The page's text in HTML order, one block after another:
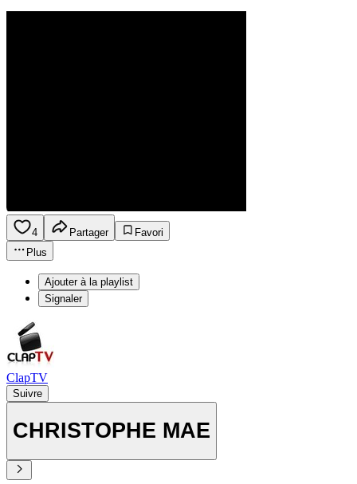
4 Partager
Favori
Plus
Ajouter à la playlist
Signaler
ClapTV
Suivre
CHRISTOPHE MAE